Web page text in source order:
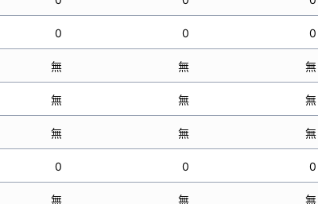
0 0 0
無 無 無
無 無 無
無 無 無
0 0 0
無 無 無